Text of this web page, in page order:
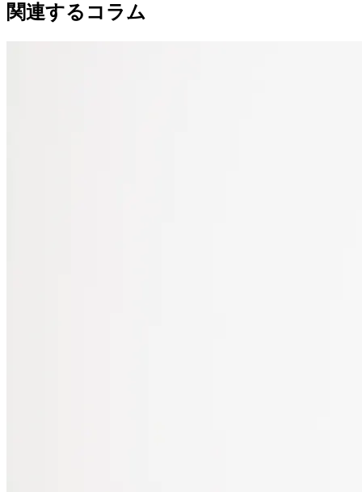
関連するコラム